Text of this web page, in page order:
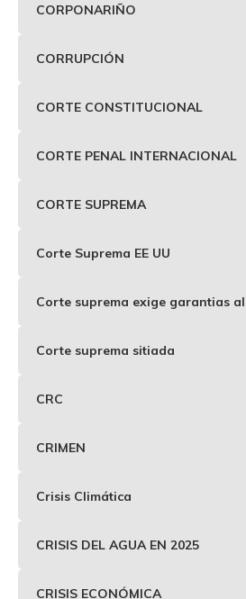
CORPONARIÑO
CORRUPCIÓN
CORTE CONSTITUCIONAL
CORTE PENAL INTERNACIONAL
CORTE SUPREMA
Corte Suprema EE UU
Corte suprema exige garantias
Corte suprema sitiada
CRC
CRIMEN
Crisis Climática
CRISIS DEL AGUA EN 2025
CRISIS ECONÓMICA